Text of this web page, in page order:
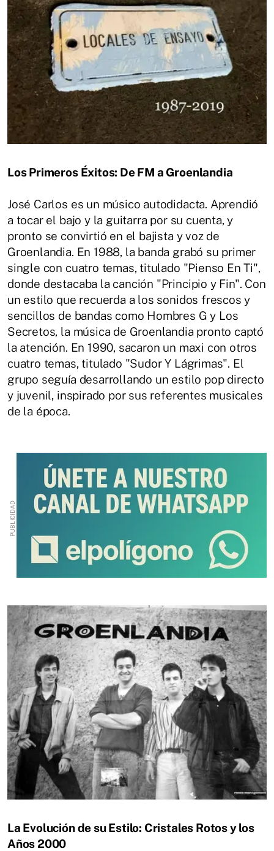
Los Primeros Éxitos: De FM a Groenlandia
José Carlos es un músico autodidacta. Aprendió
a tocar el bajo y la guitarra por su cuenta, y
pronto se convirtió en el bajista y voz de
Groenlandia. En 1988, la banda grabó su primer
single con cuatro temas, titulado "Pienso En Ti",
donde destacaba la canción "Principio y Fin". Con
un estilo que recuerda a los sonidos frescos y
sencillos de bandas como Hombres G y Los
Secretos, la música de Groenlandia pronto captó
la atención. En 1990, sacaron un maxi con otros
cuatro temas, titulado "Sudor Y Lágrimas". El
grupo seguía desarrollando un estilo pop directo
y juvenil, inspirado por sus referentes musicales
de la época.
La Evolución de su Estilo: Cristales Rotos y los
Años 2000